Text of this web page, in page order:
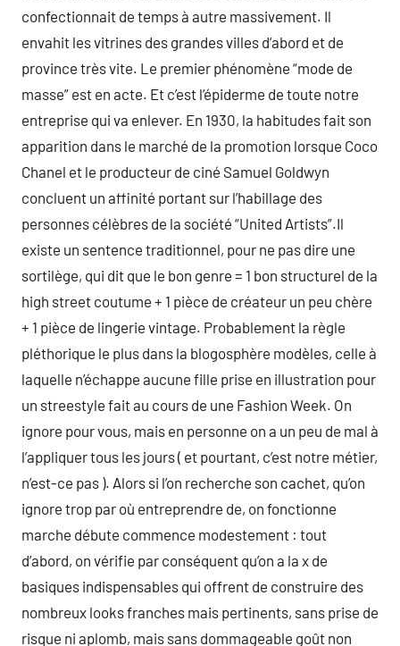
confectionnait de temps à autre massivement. Il
envahit les vitrines des grandes villes d’abord et de
province très vite. Le premier phénomène “mode de
masse” est en acte. Et c’est l’épiderme de toute notre
entreprise qui va enlever. En 1930, la habitudes fait son
apparition dans le marché de la promotion lorsque Coco
Chanel et le producteur de ciné Samuel Goldwyn
concluent un affinité portant sur l’habillage des
personnes célèbres de la société “United Artists”.Il
existe un sentence traditionnel, pour ne pas dire une
sortilège, qui dit que le bon genre = 1 bon structurel de la
high street coutume + 1 pièce de créateur un peu chère
+ 1 pièce de lingerie vintage. Probablement la règle
pléthorique le plus dans la blogosphère modèles, celle à
laquelle n’échappe aucune fille prise en illustration pour
un streestyle fait au cours de une Fashion Week. On
ignore pour vous, mais en personne on a un peu de mal à
l’appliquer tous les jours ( et pourtant, c’est notre métier,
n’est-ce pas ). Alors si l’on recherche son cachet, qu’on
ignore trop par où entreprendre de, on fonctionne
marche débute commence modestement : tout
d’abord, on vérifie par conséquent qu’on a la x de
basiques indispensables qui offrent de construire des
nombreux looks franches mais pertinents, sans prise de
risque ni aplomb, mais sans dommageable goût non